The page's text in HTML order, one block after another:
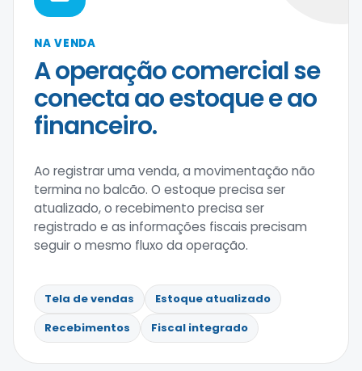
NA VENDA
A operação comercial se
conecta ao estoque e ao
financeiro.
Ao registrar uma venda, a movimentação não
termina no balcão. O estoque precisa ser
atualizado, o recebimento precisa ser
registrado e as informações fiscais precisam
seguir o mesmo fluxo da operação.
Tela de vendas
Estoque atualizado
Recebimentos
Fiscal integrado